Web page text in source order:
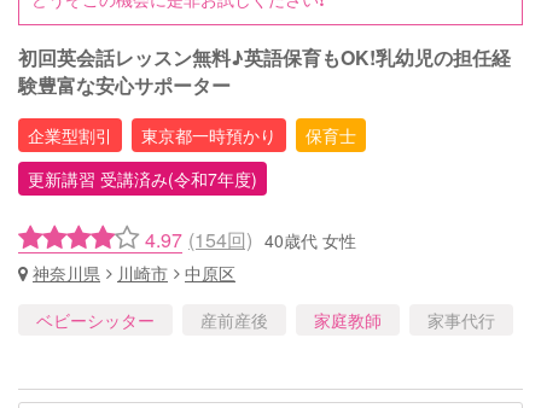
初回英会話レッスン無料♪英語保育もOK!乳幼児の担任経
験豊富な安心サポーター
企業型割引 東京都一時預かり
保育士
更新講習 受講済み(令和7年度)
4.97 (154回) 40歳代 女性
神奈川県
川崎市
中原区
ベビーシッター
産前産後 家庭教師 家事代行